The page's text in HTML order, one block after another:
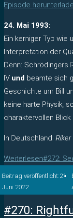
Episode
24. Mai 1993:
Ein kerniger Typ wie
Interpretation der
Denn: Schrödingers
IV und beamte sich
Geschichte um Bill
keine harte Physik,
charaktervollen
In Deutschland: Riker
Weiterlesen#272:
Beitrag veröffentlicht:21.
Juni 2022
#270: